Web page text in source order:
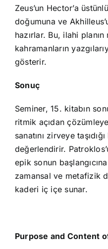
Zeus’un Hector’a
doğumuna ve
hazırlar. Bu, ilahi
kahramanların
gösterir.
Sonuç
Seminer, 15. kitabın
ritmik açıdan
sanatını zirveye
değerlendirir.
epik sonun
zamansal ve metafizik
kaderi iç içe sunar.
Purpose and Content